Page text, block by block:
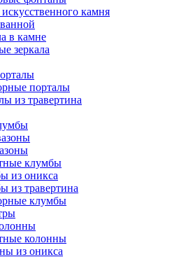
камня
в камне
зеркала
порталы
из травертина
клумбы
из оникса
из травертина
клумбы
колонны
из оникса